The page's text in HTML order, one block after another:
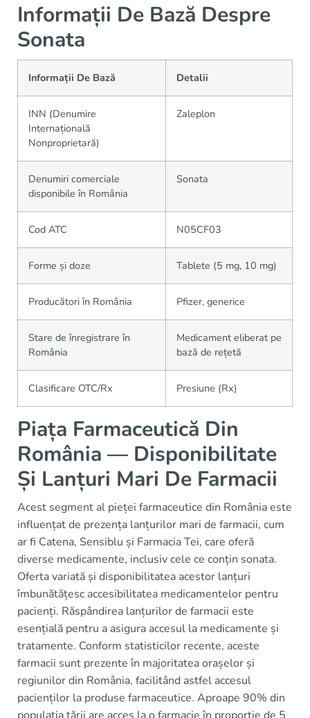
Informații De Bază Despre
Sonata
Informații De Bază Detalii
INN (Denumire
Internațională
Nonproprietară)
Zaleplon
Denumiri comerciale
disponibile în România
Sonata
Cod ATC N05CF03
Forme și doze Tablete (5 mg, 10 mg)
Producători în România Pfizer, generice
Stare de înregistrare în
România
Medicament eliberat pe
bază de rețetă
Clasificare OTC/Rx Presiune (Rx)
Piața Farmaceutică Din
România — Disponibilitate
Și Lanțuri Mari De Farmacii
Acest segment al pieței farmaceutice din România este
influențat de prezența lanțurilor mari de farmacii, cum
ar fi Catena, Sensiblu și Farmacia Tei, care oferă
diverse medicamente, inclusiv cele ce conțin sonata.
Oferta variată și disponibilitatea acestor lanțuri
îmbunătățesc accesibilitatea medicamentelor pentru
pacienți. Răspândirea lanțurilor de farmacii este
esențială pentru a asigura accesul la medicamente și
tratamente. Conform statisticilor recente, aceste
farmacii sunt prezente în majoritatea orașelor și
regiunilor din România, facilitând astfel accesul
pacienților la produse farmaceutice. Aproape 90% din